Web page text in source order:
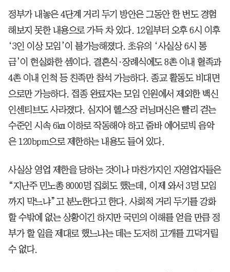
정부가 내놓은 4단계 거리 두기 방안은 그동안 한 번도 경험
해보지 못한 내용으로 가득 차 있다. 12일부터 오후 6시 이후
‘3인 이상 모임’이 불가능해졌다. 초유의 ‘사실상 6시 통
금’이 현실화한 셈이다. 결혼식·장례식에도 8촌 이내 혈족과
4촌 이내 인척 등 친족만 참석 가능하다. 종교 활동도 비대면
으로만 가능하다. 접종 완료자는 모임 인원에서 제외한 백신
인센티브도 사라졌다. 심지어 헬스장 러닝머신은 빨리 걷는
수준인 시속 6㎞ 이하로 작동해야 하고 줌바 에어로빅 음악
은 120bpm으로 제한하는 내용도 들어 있다.
사실상 영업 제한을 당하는 것이나 마찬가지인 자영업자들은
“지난주 민노총 8000명 집회도 했는데, 이제 와서 3명 모임
까지 막느냐”고 분노한다고 한다. 사회적 거리 두기를 강화
할 수밖에 없는 상황이긴 하지만 국민의 이해를 얻을 만큼 정
부가 할 일을 제대로 했느냐는 데는 도저히 고개를 끄덕거릴
수 없다.